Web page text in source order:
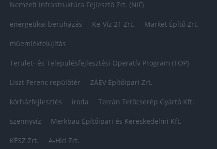
Nemzeti Infrastruktúra Fejlesztő Zrt. (NIF)
energetikai beruházás Ke-Víz 21 Zrt. Market Építő Zrt.
műemlékfelújítás
Terület- és Településfejlesztési Operatív Program (TOP)
Liszt Ferenc repülőtér ZÁÉV Építőipari Zrt.
kórházfejlesztés iroda Terrán Tetőcserép Gyártó Kft.
szennyvíz Merkbau Építőipari és Kereskedelmi Kft.
KÉSZ Zrt. A-Híd Zrt.